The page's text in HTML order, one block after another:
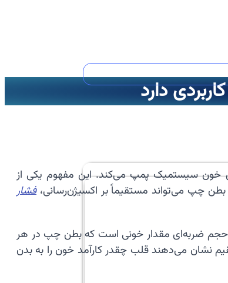
دارد
خون سیستمیک پمپ می‌کند. این مفهوم یکی از
چپ می‌تواند مستقیماً بر اکسیژن‌رسانی،فشار
ضربه‌ای مقدار خونی است که بطن چپ در هر
می‌دهند قلب چقدر کارآمد خون را به بدن